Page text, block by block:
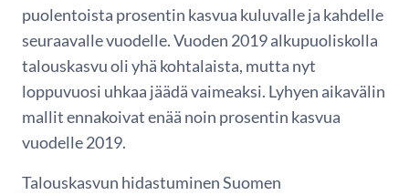
puolentoista prosentin kasvua kuluvalle ja kahdelle
seuraavalle vuodelle. Vuoden 2019 alkupuoliskolla
talouskasvu oli yhä kohtalaista, mutta nyt
loppuvuosi uhkaa jäädä vaimeaksi. Lyhyen aikavälin
mallit ennakoivat enää noin prosentin kasvua
vuodelle 2019.
Talouskasvun hidastuminen Suomen